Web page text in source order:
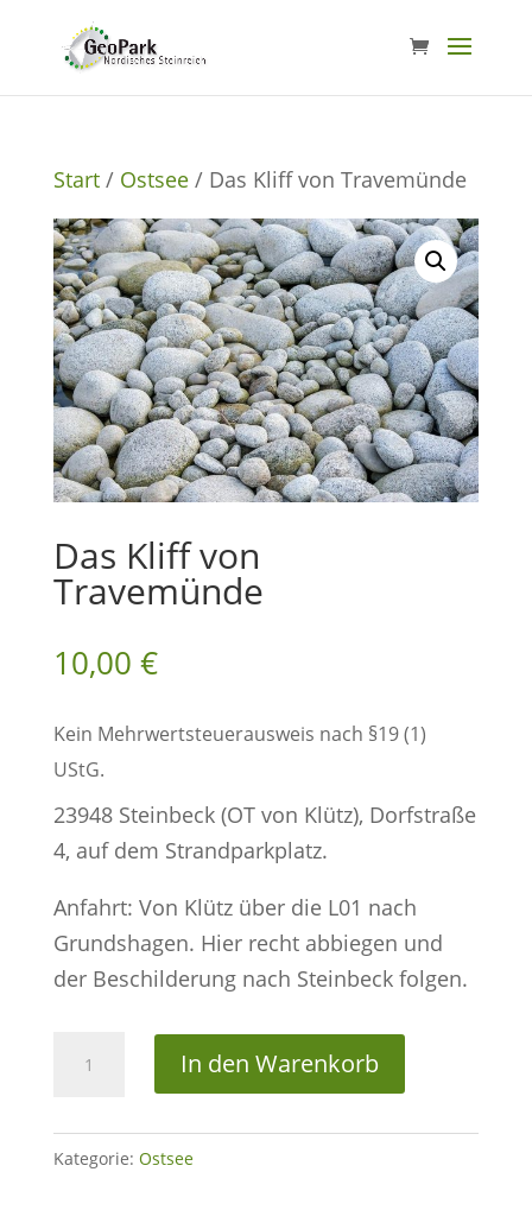
Start/ Ostsee/ Das Kliff von Travemünde
Das Kliff von
Travemünde
10,00 €
Kein Mehrwertsteuerausweis nach §19 (1)
UStG.
23948 Steinbeck (OT von Klütz), Dorfstraße
4, auf dem Strandparkplatz.
Anfahrt: Von Klütz über die L01 nach
Grundshagen. Hier recht abbiegen und
der Beschilderung nach Steinbeck folgen.
Travemünde
In den Warenkorb
Kategorie: Ostsee